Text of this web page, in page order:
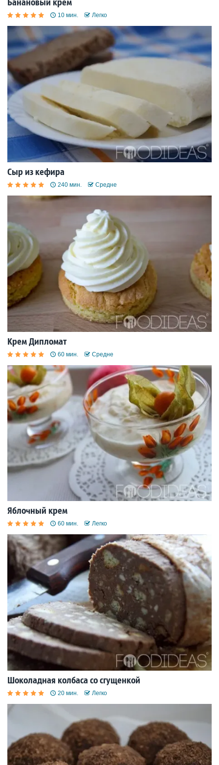
Банановый крем
10 мин. Легко
Сыр из кефира
240 мин. Средне
Крем Дипломат
60 мин. Средне
Яблочный крем
60 мин. Легко
Шоколадная колбаса со сгущенкой
20 мин. Легко